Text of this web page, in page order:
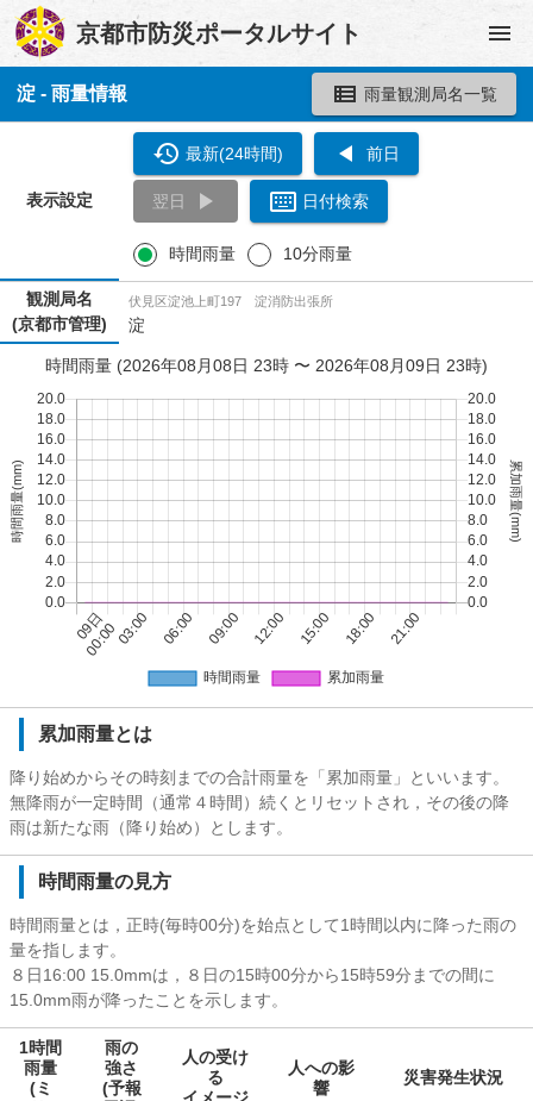
京都市防災ポータルサイト
淀 - 雨量情報 雨量観測局名一覧
表示設定
最新(24時間) 前日
翌日 日付検索
時間雨量 10分雨量
観測局名
(京都市管理)
伏見区淀池上町197 淀消防出張所
淀
時間雨量 (2026年08月08日 23時 〜 2026年08月09日 23時)
累加雨量とは
降り始めからその時刻までの合計雨量を「累加雨量」といいます。
無降雨が一定時間（通常４時間）続くとリセットされ，その後の降
雨は新たな雨（降り始め）とします。
時間雨量の見方
時間雨量とは，正時(毎時00分)を始点として1時間以内に降った雨の
量を指します。
８日16:00 15.0mmは，８日の15時00分から15時59分までの間に
15.0mm雨が降ったことを示します。
1時間
雨量
(ミ
雨の
強さ
(予報
人の受け
る
人への影
響
災害発生状況